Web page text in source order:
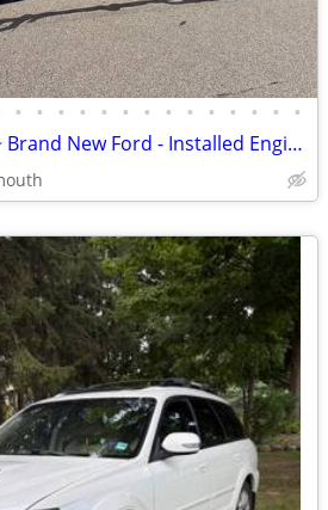
• • • • • • • • • • • • • •
2020 Ford Ecosport ~ Brand New Ford - Installed Engine!